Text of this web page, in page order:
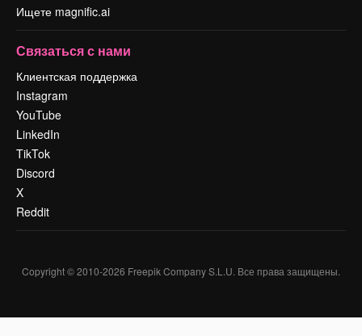
Ищете magnific.ai
Связаться с нами
Клиентская поддержка
Instagram
YouTube
LinkedIn
TikTok
Discord
X
Reddit
Copyright © 2010-2026 Freepik Company S.L.U. Все права защищены.